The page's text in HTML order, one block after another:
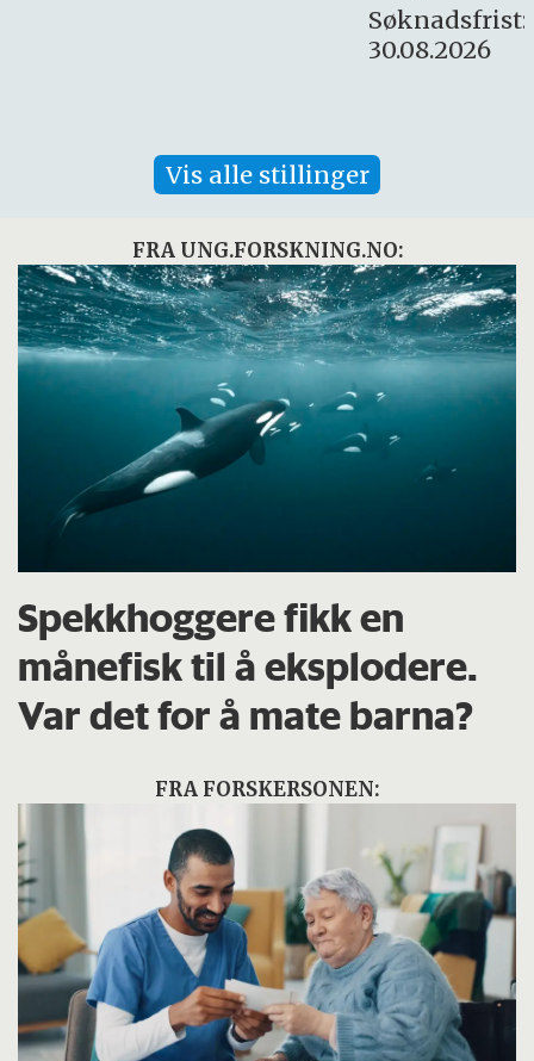
Vis alle stillinger
FRA UNG.FORSKNING.NO:
Spekkhoggere fikk en
månefisk til å eksplodere.
Var det for å mate barna?
FRA FORSKERSONEN: